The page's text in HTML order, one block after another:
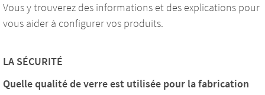
Vous y trouverez des informations et des explications pour
vous aider à configurer vos produits.
LA SÉCURITÉ
Quelle qualité de verre est utilisée pour la fabrication